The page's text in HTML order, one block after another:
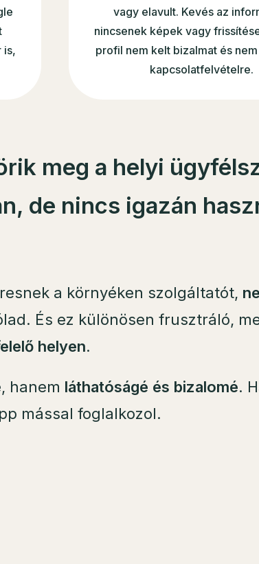
is,
vagy elavult. Kevés az
nincsenek képek vagy
profil nem kelt bizalmat és
kapcsolatfelvételre.
meg a helyi
de nincs igazán
a környéken szolgáltatót,
És ez különösen frusztráló,
helyen.
hanem láthatóságé és bizalomé.
mással foglalkozol.